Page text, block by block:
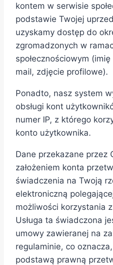
kontem w serwisie
podstawie Twojej
uzyskamy dostęp do
zgromadzonych w
społecznościowym
mail, zdjęcie profilowe).
Ponadto, nasz system
obsługi kont
numer IP, z którego
konto użytkownika.
Dane przekazane przez
założeniem konta
świadczenia na Twoją
elektroniczną
możliwości korzystania
Usługa ta świadczona
umowy zawieranej na
regulaminie, co
podstawą prawną